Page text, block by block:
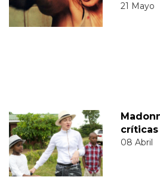
21 Mayo
críticas
08 Abril